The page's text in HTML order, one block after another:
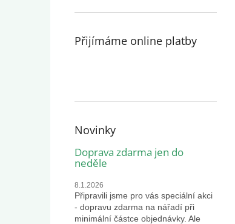
Přijímáme online platby
Novinky
Doprava zdarma jen do
neděle
8.1.2026
Připravili jsme pro vás speciální akci
- dopravu zdarma na nářadí při
minimální částce objednávky. Ale